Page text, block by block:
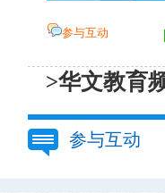
参与互动
>华文教育
参与互动